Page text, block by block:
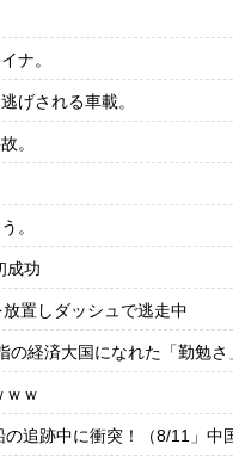
ナ。
げされる車載。
。
。
成功
置しダッシュで逃走中
経済大国になれた「勤勉さ
ｗｗ
「2人死亡」中国政府「1年間隠蔽」日本